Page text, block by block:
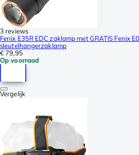
3 reviews
Fenix E35R EDC zaklamp met GRATIS Fenix
sleutelhangerzaklamp
€ 79,95
Op voorraad
Vergelijk